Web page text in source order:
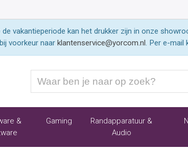
de vakantieperiode kan het drukker zijn in onze
voorkeur naar klantenservice@yorcom.nl. Per e-mail
ben
naar
&
Gaming
Randapparatuur &
Audio